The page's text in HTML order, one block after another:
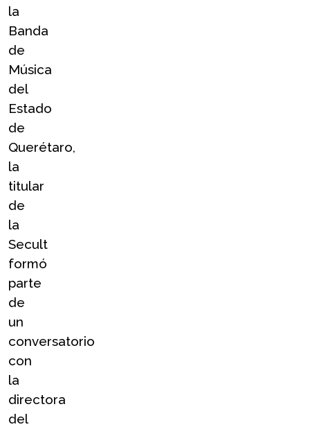
la
Banda
de
Música
del
Estado
de
Querétaro,
la
titular
de
la
Secult
formó
parte
de
un
conversatorio
con
la
directora
del